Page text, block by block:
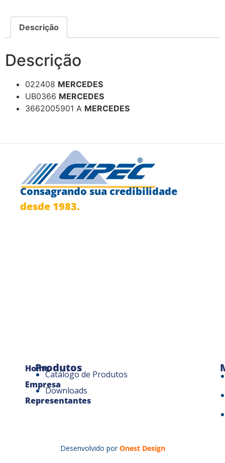
Descrição
Descrição
022408 MERCEDES
UB0366 MERCEDES
3662005901 A MERCEDES
Consagrando sua credibilidade
desde 1983.
Home
Empresa
Representantes
Produtos
Catálogo de Produtos
Downloads
Desenvolvido por Onest Design